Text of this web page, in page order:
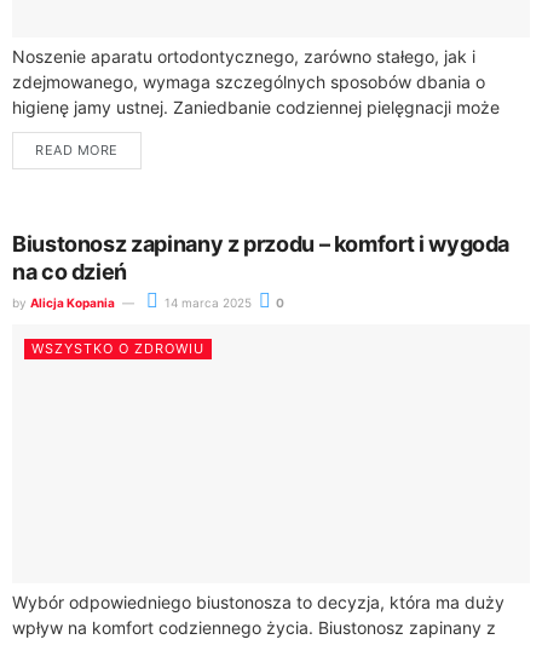
Noszenie aparatu ortodontycznego, zarówno stałego, jak i
zdejmowanego, wymaga szczególnych sposobów dbania o
higienę jamy ustnej. Zaniedbanie codziennej pielęgnacji może
prowadzić do poważnych problemów, takich jak próchnica,
zapalenie dziąseł i...
READ MORE
Biustonosz zapinany z przodu – komfort i wygoda
na co dzień
by Alicja Kopania 14 marca 2025 0
WSZYSTKO O ZDROWIU
Wybór odpowiedniego biustonosza to decyzja, która ma duży
wpływ na komfort codziennego życia. Biustonosz zapinany z